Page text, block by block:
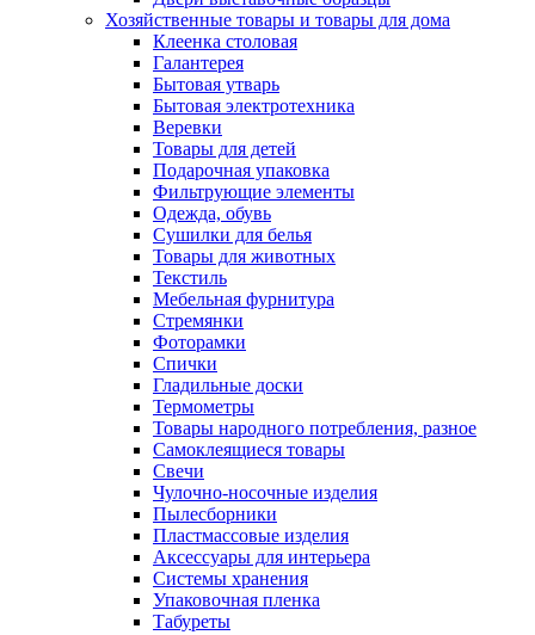
Хозяйственные товары и товары для дома
Клеенка столовая
Галантерея
Бытовая утварь
Бытовая электротехника
Веревки
Товары для детей
Подарочная упаковка
Фильтрующие элементы
Одежда, обувь
Сушилки для белья
Товары для животных
Текстиль
Мебельная фурнитура
Стремянки
Фоторамки
Спички
Гладильные доски
Термометры
Товары народного потребления, разное
Самоклеящиеся товары
Свечи
Чулочно-носочные изделия
Пылесборники
Пластмассовые изделия
Аксессуары для интерьера
Системы хранения
Упаковочная пленка
Табуреты